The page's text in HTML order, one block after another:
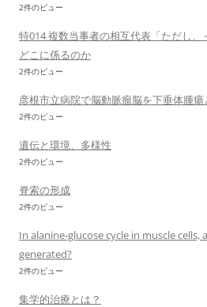
2件のビュー
特014 複数当事者の相互代表「ただし
どこに係るのか
2件のビュー
彦根市立病院で脳動脈瘤脳を下垂体腫瘍
2件のビュー
遺伝と環境、多様性
2件のビュー
脊索の形成
2件のビュー
In alanine-glucose cycle in muscle
generated?
2件のビュー
集学的治療とは？